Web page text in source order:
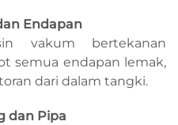
Endapan
vakum bertekanan
semua endapan lemak,
dari dalam tangki.
dan Pipa